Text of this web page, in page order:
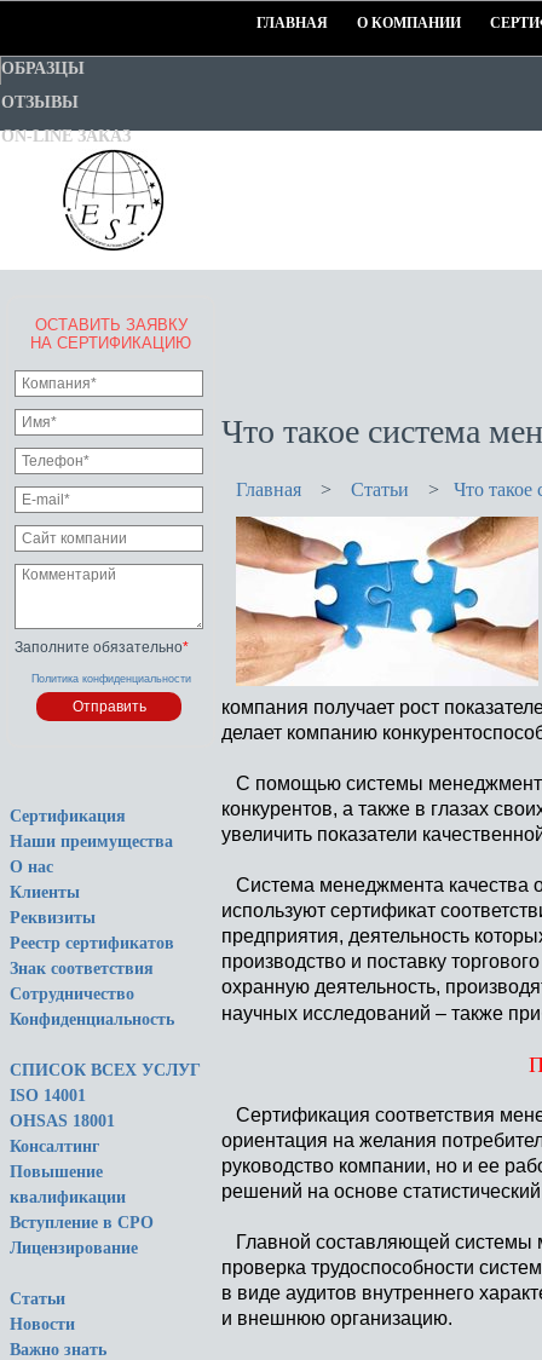
ГЛАВНАЯ О КОМПАНИИ
ОБРАЗЦЫ
ОТЗЫВЫ
ON-LINE ЗАКАЗ
ОСТАВИТЬ ЗАЯВКУ
НА СЕРТИФИКАЦИЮ
Заполните обязательно*
Политика конфиденциальности
Сертификация
Наши преимущества
О нас
Клиенты
Реквизиты
Реестр сертификатов
Знак соответствия
Сотрудничество
Конфиденциальность
СПИСОК ВСЕХ УСЛУГ
ISO 14001
OHSAS 18001
Консалтинг
Повышение
квалификации
Вступление в СРО
Лицензирование
Статьи
Новости
Важно знать
Что такое система
Главная > Статьи > Что такое
компания получает рост
делает компанию
С помощью системы
конкурентов, а также в глазах
увеличить показатели
Система менеджмента качества
используют сертификат
предприятия, деятельность
производство и поставку
охранную деятельность,
научных исследований – также
Сертификация соответствия
ориентация на желания
руководство компании, но и ее
решений на основе
Главной составляющей системы
проверка трудоспособности
в виде аудитов внутреннего
и внешнюю организацию.